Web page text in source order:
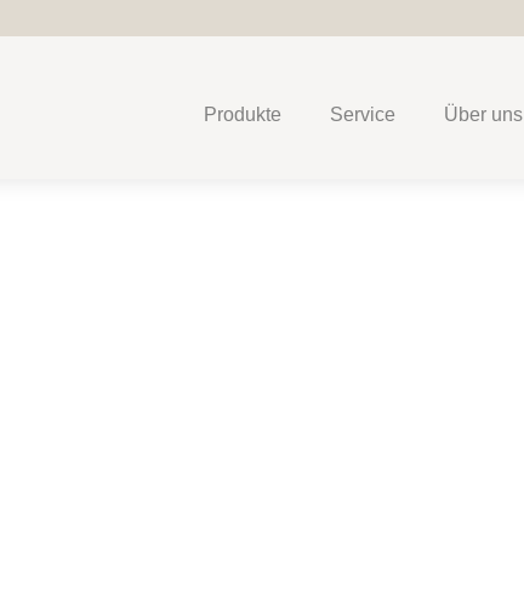
Produkte Service Über uns